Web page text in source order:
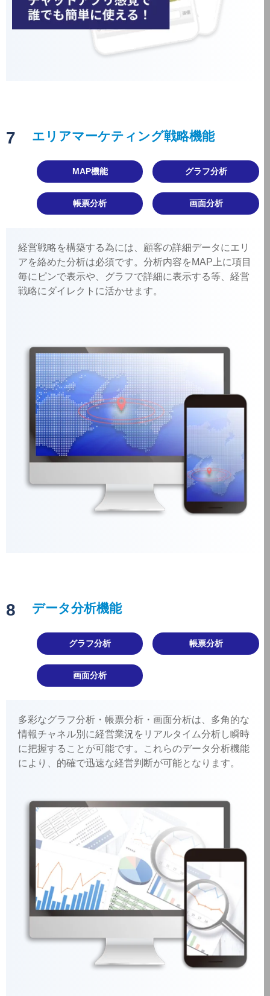
7 エリアマーケティング戦略機能
MAP機能 グラフ分析
帳票分析 画面分析
経営戦略を構築する為には、顧客の詳細データにエリ
アを絡めた分析は必須です。分析内容をMAP上に項目
毎にピンで表示や、グラフで詳細に表示する等、経営
戦略にダイレクトに活かせます。
8 データ分析機能
グラフ分析 帳票分析
画面分析
多彩なグラフ分析・帳票分析・画面分析は、多角的な
情報チャネル別に経営業況をリアルタイム分析し瞬時
に把握することが可能です。これらのデータ分析機能
により、的確で迅速な経営判断が可能となります。